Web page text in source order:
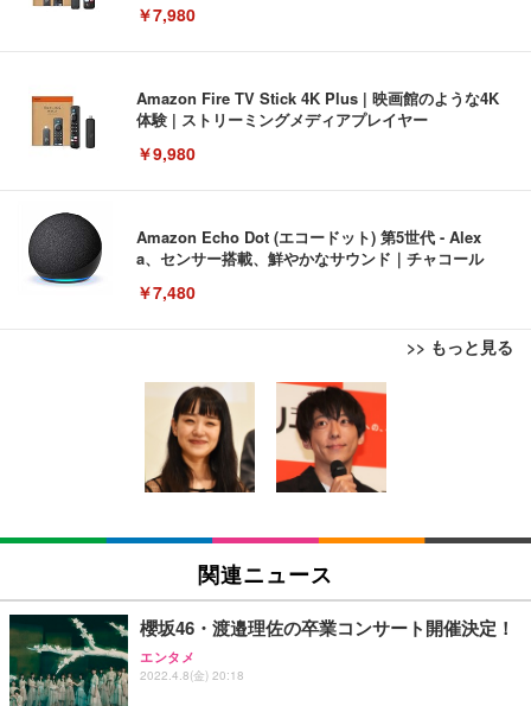
￥7,980
Amazon Fire TV Stick 4K Plus | 映画館のような4K
体験 | ストリーミングメディアプレイヤー
￥9,980
Amazon Echo Dot (エコードット) 第5世代 - Alex
a、センサー搭載、鮮やかなサウンド｜チャコール
￥7,480
>> もっと見る
[EdoErgo] オフィスチェア 椅子 テレワーク 疲れな
い 跳ね上げ式アームレスト コンパクト 約105度ロッ
キング pc 事務椅子 360度回転 座面昇降 強化ナイロ
ン樹脂ベース 通気性メッシュ 在宅ワーク H-WY01
(黒網+黒枠+黒足)
￥5,699
SIHOO B100 オフィスチェア／デスクチェア メッシ
ュチェア 人間工学 疲れない ブラック
￥27,999
Sezlife オフィスチェア デスクチェア 疲れない テレ
EIZO ビジネス向けプレミアムモニター | FlexScan
EV3240X-WT | 31.5型4K UHD・USB Type-C・ホワ
イト
￥105,595
EIZO ビジネス向けプレミアムモニター | FlexScan
￥109,572
【純正品】27"ゲーミングモニター DualSense 充電
Amazonベーシック ペットシーツ 薄型 レギュラー 1
回使い捨て 無香料 ホワイト 300枚
￥3,373
Amazonベーシック ペットシーツ 厚型 ワイド 42枚
x2袋(84枚) ホワイト(吸収面:ライトブルー)
￥3,234
ネオ・ルーライフ ネオ・オムツ L 中型犬用 26枚入
関連ニュース
櫻坂46・渡邉理佐の卒業コンサート開催決定！
エンタメ
2022.4.8(金) 20:18